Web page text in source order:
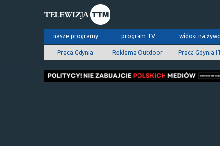
nasze programy program TV widoki na
Praca Gdynia Reklama Outdoor Praca Gdynia